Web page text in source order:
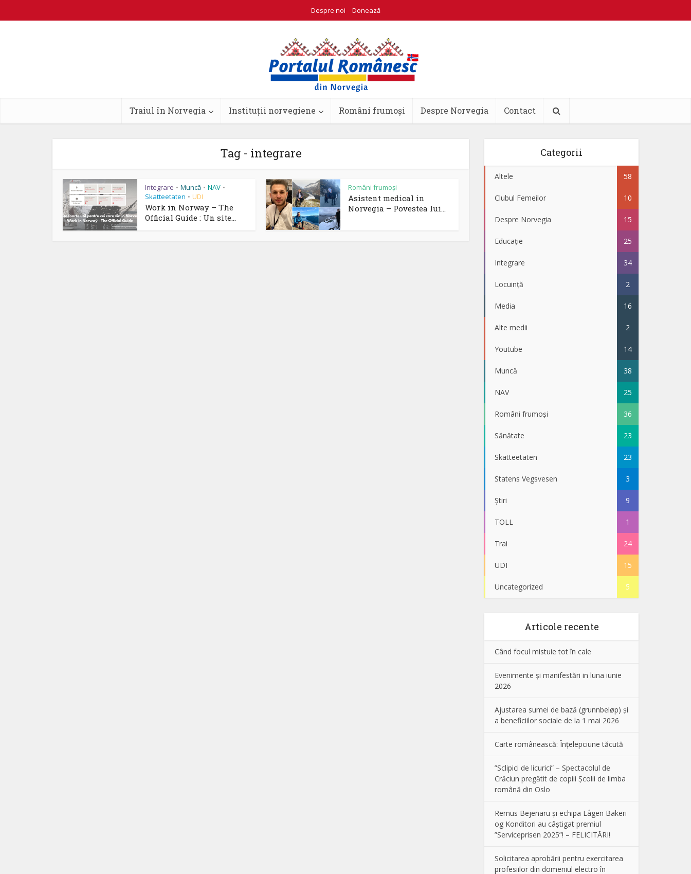
Despre noi Donează
Traiul în Norvegia Instituții norvegiene Români frumoși Despre Norvegia Contact
Tag - integrare
Integrare • Muncă • NAV •
Skatteetaten • UDI
Work in Norway – The
Official Guide : Un site...
Români frumoși
Asistent medical in
Norvegia – Povestea lui...
Categorii
Altele 58
Clubul Femeilor 10
Despre Norvegia 15
Educație 25
Integrare 34
Locuință 2
Media 16
Alte medii 2
Youtube 14
Muncă 38
NAV 25
Români frumoși 36
Sănătate 23
Skatteetaten 23
Statens Vegsvesen 3
Știri 9
TOLL 1
Trai 24
UDI 15
Uncategorized 5
Articole recente
Când focul mistuie tot în cale
Evenimente și manifestări in luna iunie
2026
Ajustarea sumei de bază (grunnbeløp) și
a beneficiilor sociale de la 1 mai 2026
Carte românească: Înțelepciune tăcută
”Sclipici de licurici” – Spectacolul de
Crăciun pregătit de copiii Școlii de limba
română din Oslo
Remus Bejenaru și echipa Lågen Bakeri
og Konditori au câștigat premiul
”Serviceprisen 2025”! – FELICITĂRI!
Solicitarea aprobării pentru exercitarea
profesiilor din domeniul electro în